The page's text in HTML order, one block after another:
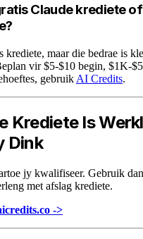
Claude krediete
maar die bedrae is
vir $5-$10 begin, $1K-
gebruik AI Credits.
Krediete Is
Dink
jy kwalifiseer. Gebruik dan
met afslag krediete.
->